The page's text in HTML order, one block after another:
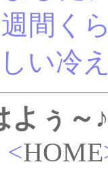
間く
い冷
よぅ～♪
<HOME